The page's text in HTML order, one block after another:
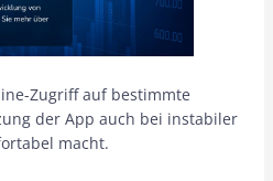
Zugriff auf bestimmte
der App auch bei instabiler
macht.